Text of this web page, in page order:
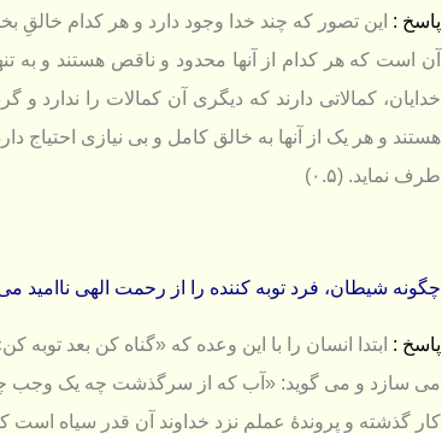
پاسخ : ین تصور كه چند خدا وجود دارد و هر كدام خالقِ
خدایان، كمالاتی دارند كه دیگری آن كمالات را ندارد
هستند و هر یک از آنها به خالق كامل و بی نیازی احتیاج
طرف نماید. (۰.۵)
چگونه شیطان، فرد توبه کننده را از رحمت الهی ناامید می
پاسخ : بتدا انسان را با این وعده كه «گناه كن بعد
می سازد و می گوید: «آب كه از سرگذشت چه یک وجب چه صد وجب» (۰.۵) در این حالت، انسان
كار گذشته و پروندۀ عملم نزد خداوند آن قدر سیاه است كه دیگر توبه ام